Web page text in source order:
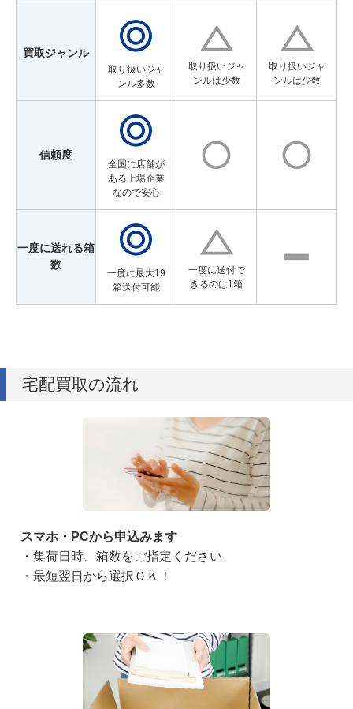
買取ジャンル
取り扱いジャ
ンル多数
取り扱いジャ
ンルは少数
取り扱いジャ
ンルは少数
信頼度
全国に店舗が
ある上場企業
なので安心
一度に送れる箱
数
一度に最大19
箱送付可能
一度に送付で
きるのは1箱
宅配買取の流れ
スマホ・PCから申込みます
・集荷日時、箱数をご指定ください
・最短翌日から選択ＯＫ！